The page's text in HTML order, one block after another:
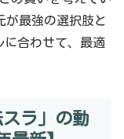
が最強の選択肢と
合わせて、最適
ラ」の動